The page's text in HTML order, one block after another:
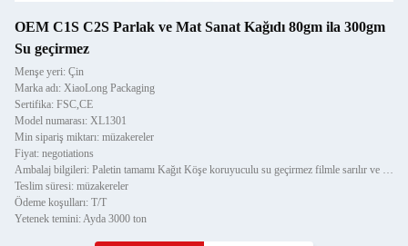
OEM C1S C2S Parlak ve Mat Sanat Kağıdı 80gm ila 300gm
Su geçirmez
Menşe yeri: Çin
Marka adı: XiaoLong Packaging
Sertifika: FSC,CE
Model numarası: XL1301
Min sipariş miktarı: müzakereler
Fiyat: negotiations
Ambalaj bilgileri: Paletin tamamı Kağıt Köşe koruyuculu su geçirmez filmle sarılır ve iki parça çelik şeritle sabitleni
Teslim süresi: müzakereler
Ödeme koşulları: T/T
Yetenek temini: Ayda 3000 ton